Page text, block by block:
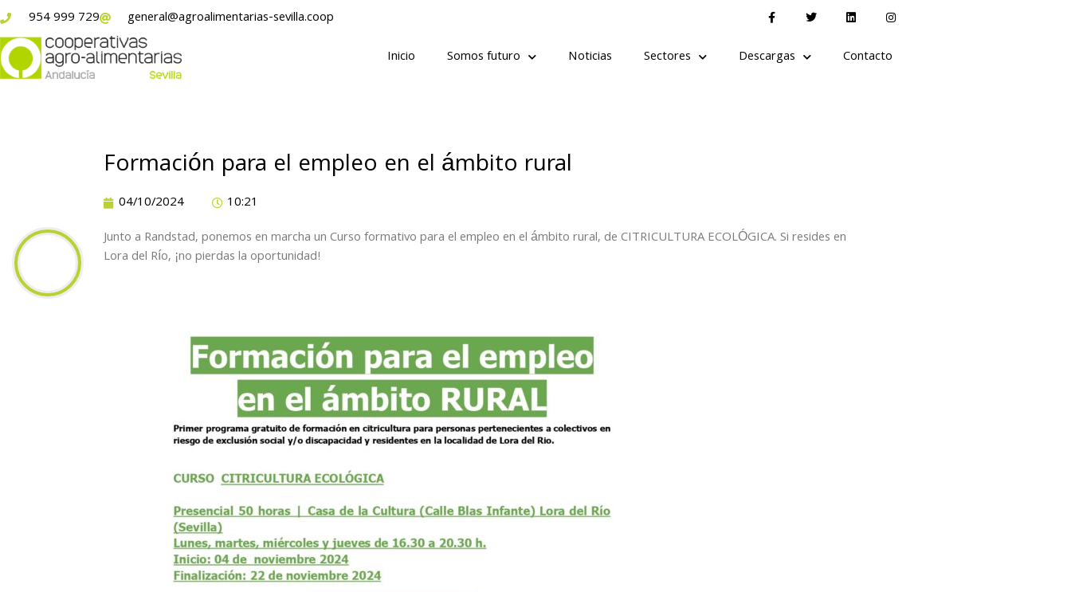
954 999 729
general@agroalimentarias-sevilla.coop
Inicio
Somos futuro Noticias Sectores Descargas Contacto
Formación para el empleo en el ámbito rural
04/10/2024
10:21
Junto a Randstad,ponemos en marcha un Curso formativo para el empleo en el ámbito rural, de CITRICULTURA ECOLÓGICA. Si resides en
Lora del Río, ¡no pierdas la oportunidad!